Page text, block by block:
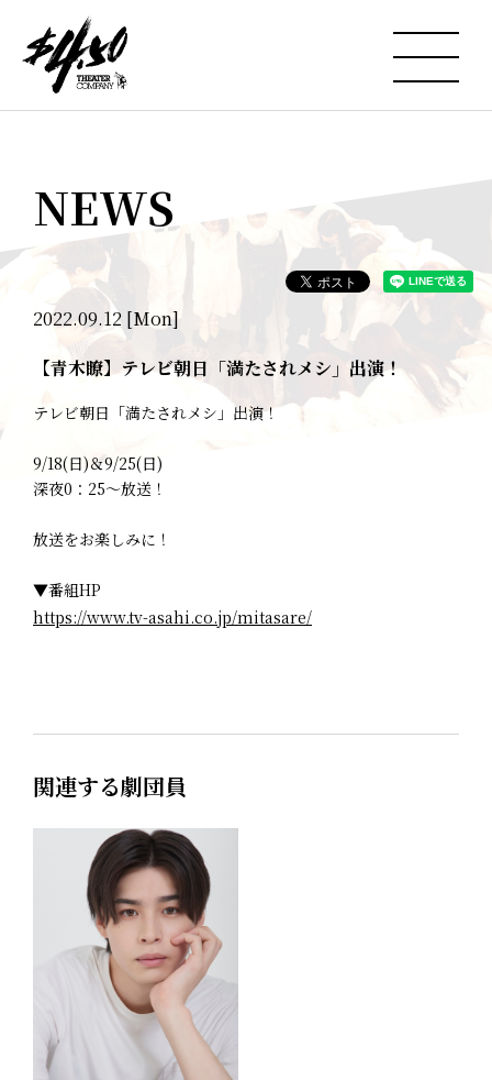
NEWS
2022.09.12 [Mon]
【青木瞭】テレビ朝日「満たされメシ」出演！
テレビ朝日「満たされメシ」出演！
9/18(日)＆9/25(日)
深夜0：25～放送！
放送をお楽しみに！
▼番組HP
https://www.tv-asahi.co.jp/mitasare/
関連する劇団員